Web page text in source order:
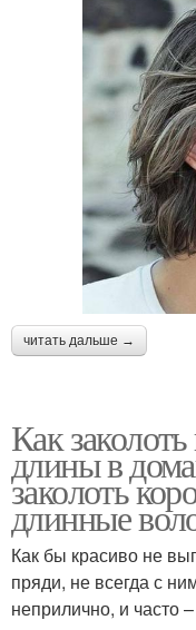
читать дальше →
Как
длины в
заколоть
длинные
Как бы красиво не
пряди, не всегда с
неприлично, и часто